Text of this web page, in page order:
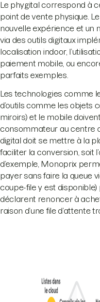
Le phygital correspond à
point de vente physique.
nouvelle expérience et un
via des outils digitaux
localisation indoor,
paiement mobile, ou
parfaits exemples.
Les technologies comme
d’outils comme les objets
miroirs) et le mobile
consommateur au centre
digital doit se mettre à la
faciliter la conversion, soit
d’exemple, Monoprix
payer sans faire la queue
coupe-file y est disponible)
déclarent renoncer à
raison d’une file d’attente